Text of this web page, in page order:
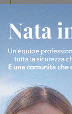
In vetrina 3
Estra
studenti
debutta il